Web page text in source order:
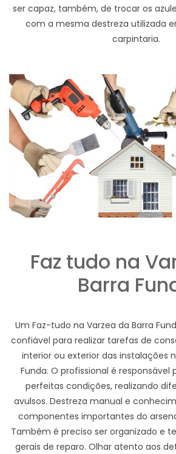
ser capaz, também, de trocar os
com a mesma destreza utilizada
carpintaria.
Faz tudo na
Barra
Um Faz-tudo na Varzea da Barra
confiável para realizar tarefas de
interior ou exterior das instalações
Funda. O profissional é
perfeitas condições, realizando
avulsos. Destreza manual e
componentes importantes do
Também é preciso ser organizado e
gerais de reparo. Olhar atento aos